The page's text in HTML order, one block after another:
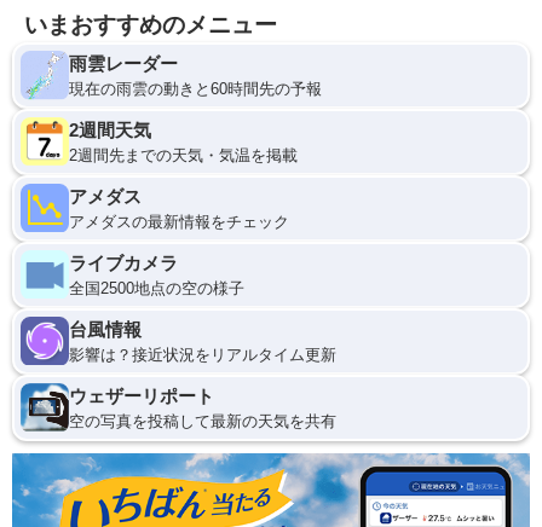
いまおすすめのメニュー
雨雲レーダー
現在の雨雲の動きと60時間先の予報
2週間天気
2週間先までの天気・気温を掲載
アメダス
アメダスの最新情報をチェック
ライブカメラ
全国2500地点の空の様子
台風情報
影響は？接近状況をリアルタイム更新
ウェザーリポート
空の写真を投稿して最新の天気を共有